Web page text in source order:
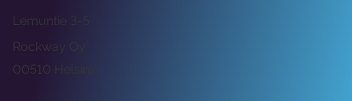
Rockway Oy
Lemuntie 3-5
00510 Helsinki